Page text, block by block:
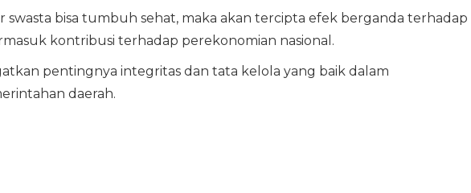
swasta bisa tumbuh sehat, maka akan tercipta efek berganda terhadap
kontribusi terhadap perekonomian nasional.
pentingnya integritas dan tata kelola yang baik dalam
daerah.